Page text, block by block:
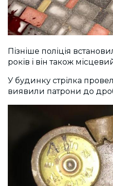
Пізніше поліція
років і він також
У будинку стрілка
виявили патрони до